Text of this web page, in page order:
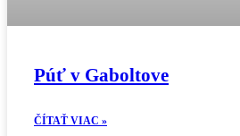
Púť v Gaboltove
ČÍTAŤ VIAC »